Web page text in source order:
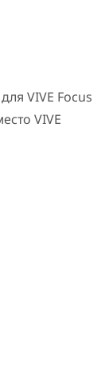
VIVE Focus
VIVE